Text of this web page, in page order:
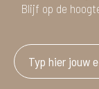
Blijf op de